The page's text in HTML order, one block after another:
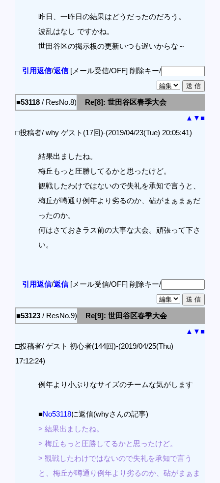
昨日、一昨日の結果はどうだったのだろう。
波乱はなし ですかね。
世田谷区の掲示板の更新いつも遅いからな～
引用返信/返信[メール受信/OFF] 削除キー/
■53118 / ResNo.8)
Re[8]: 世田谷区春季大会
▲ ▼■
□投稿者/ why ゲスト(17回)-(2019/04/23(Tue) 20:05:41)
結果出ましたね。
梅丘もっと圧勝してるかと思ったけど。
観戦したわけではないので失礼を承知で言うと、
梅丘が噂通り例年より劣るのか、砧がまぁまぁだ
ったのか。
何はさておきラス前の大事な大会。頑張って下さ
い。
引用返信/返信[メール受信/OFF] 削除キー/
■53123 / ResNo.9)
Re[9]: 世田谷区春季大会
▲ ▼■
□投稿者/ ゲスト 初心者(144回)-(2019/04/25(Thu)
17:12:24)
例年より小ぶりなサイズのチームな気がします
■No53118に返信(whyさんの記事)
> 結果出ましたね。
> 梅丘もっと圧勝してるかと思ったけど。
> 観戦したわけではないので失礼を承知で言う
と、梅丘が噂通り例年より劣るのか、砧がまぁま